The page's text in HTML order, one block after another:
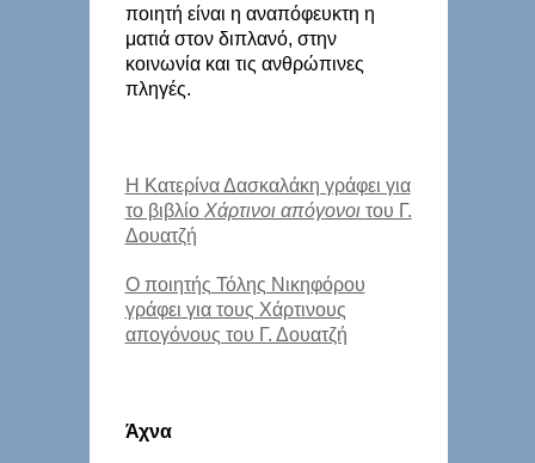
ποιητή είναι η αναπόφευκτη η
ματιά στον διπλανό, στην
κοινωνία και τις ανθρώπινες
πληγές.
Η Κατερίνα Δασκαλάκη γράφει για
το βιβλίο Χάρτινοι απόγονοι του Γ.
Δουατζή
Ο ποιητής Τόλης Νικηφόρου
γράφει για τους Χάρτινους
απογόνους του Γ. Δουατζή
Άχνα